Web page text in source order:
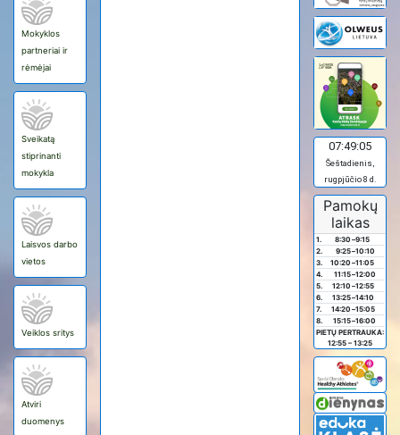
Mokyklos
partneriai ir
rėmėjai
Sveikatą
stiprinanti
mokykla
Laisvos darbo
vietos
Veiklos sritys
Atviri
duomenys
07:49:05
Šeštadienis,
rugpjūčio 8 d.
Pamokų
laikas
1. 8:30 –9:15
2.
9:25–10:10
3.
10:20 –11:05
4.
11:15–12:00
5.
12:10 –12:55
6.
13:25–14:10
7.
14:20 –15:05
8.
15:15–16:00
PIETŲ PERTRAUKA:
12:55 – 13:25